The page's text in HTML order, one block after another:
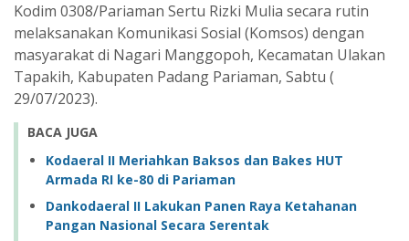
Kodim 0308/Pariaman Sertu Rizki Mulia secara rutin
melaksanakan Komunikasi Sosial (Komsos) dengan
masyarakat di Nagari Manggopoh, Kecamatan Ulakan
Tapakih, Kabupaten Padang Pariaman, Sabtu (
29/07/2023).
BACA JUGA
Kodaeral II Meriahkan Baksos dan Bakes HUT
Armada RI ke-80 di Pariaman
Dankodaeral II Lakukan Panen Raya Ketahanan
Pangan Nasional Secara Serentak